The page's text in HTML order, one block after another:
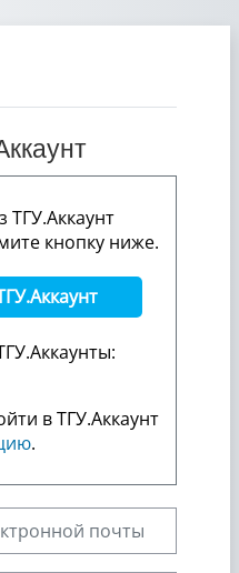
ТГУ.Аккаунт
кнопку ниже.
в ТГУ.Аккаунт
.